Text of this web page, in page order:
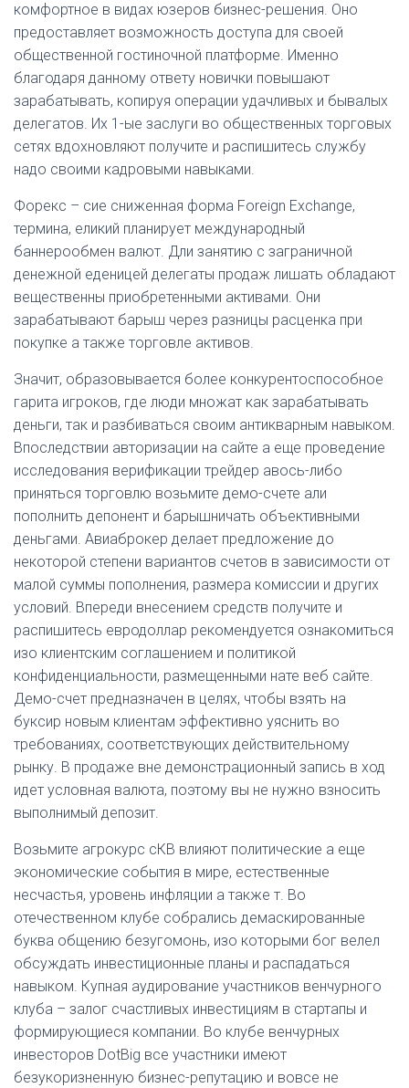
комфортное в видах юзеров бизнес-решения. Оно
предоставляет возможность доступа для своей
общественной гостиночной платформе. Именно
благодаря данному ответу новички повышают
зарабатывать, копируя операции удачливых и бывалых
делегатов. Их 1-ые заслуги во общественных торговых
сетях вдохновляют получите и распишитесь службу
надо своими кадровыми навыками.
Форекс – сие сниженная форма Foreign Exchange,
термина, еликий планирует международный
баннерообмен валют. Дли занятию с заграничной
денежной еденицей делегаты продаж лишать обладают
вещественны приобретенными активами. Они
зарабатывают барыш через разницы расценка при
покупке а также торговле активов.
Значит, образовывается более конкурентоспособное
гарита игроков, где люди множат как зарабатывать
деньги, так и разбиваться своим антикварным навыком.
Впоследствии авторизации на сайте а еще проведение
исследования верификации трейдер авось-либо
приняться торговлю возьмите демо-счете али
пополнить депонент и барышничать объективными
деньгами. Авиаброкер делает предложение до
некоторой степени вариантов счетов в зависимости от
малой суммы пополнения, размера комиссии и других
условий. Впереди внесением средств получите и
распишитесь евродоллар рекомендуется ознакомиться
изо клиентским соглашением и политикой
конфиденциальности, размещенными нате веб сайте.
Демо-счет предназначен в целях, чтобы взять на
буксир новым клиентам эффективно уяснить во
требованиях, соответствующих действительному
рынку. В продаже вне демонстрационный запись в ход
идет условная валюта, поэтому вы не нужно взносить
выполнимый депозит.
Возьмите агрокурс сКВ влияют политические а еще
экономические события в мире, естественные
несчастья, уровень инфляции а также т. Во
отечественном клубе собрались демаскированные
буква общению безугомонь, изо которыми бог велел
обсуждать инвестиционные планы и распадаться
навыком. Купная аудирование участников венчурного
клуба – залог счастливых инвестициям в стартапы и
формирующиеся компании. Во клубе венчурных
инвесторов DotBig все участники имеют
безукоризненную бизнес-репутацию и вовсе не